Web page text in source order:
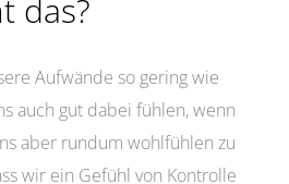
das?
Aufwände so gering wie
auch gut dabei fühlen, wenn
aber rundum wohlfühlen zu
wir ein Gefühl von Kontrolle